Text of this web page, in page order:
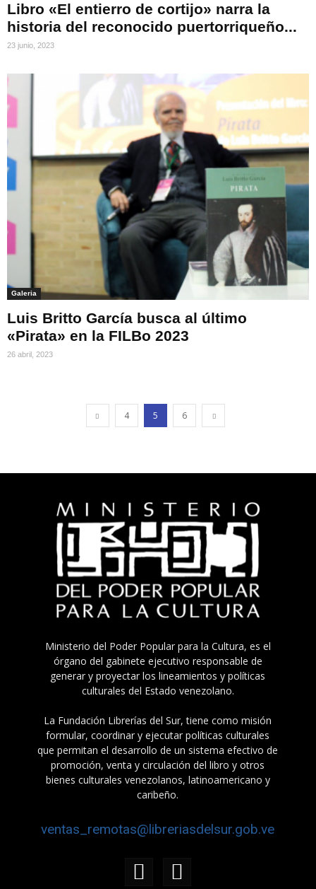
Libro «El entierro de cortijo» narra la
historia del reconocido puertorriqueño...
23 junio, 2023
Galeria
Luis Britto García busca al último
«Pirata» en la FILBo 2023
26 abril, 2023
4 5 6
Ministerio del Poder Popular para la Cultura, es el
órgano del gabinete ejecutivo responsable de
generar y proyectar los lineamientos y políticas
culturales del Estado venezolano.
La Fundación Librerías del Sur, tiene como misión
formular, coordinar y ejecutar políticas culturales
que permitan el desarrollo de un sistema efectivo de
promoción, venta y circulación del libro y otros
bienes culturales venezolanos, latinoamericano y
caribeño.
ventas_remotas@libreriasdelsur.gob.ve